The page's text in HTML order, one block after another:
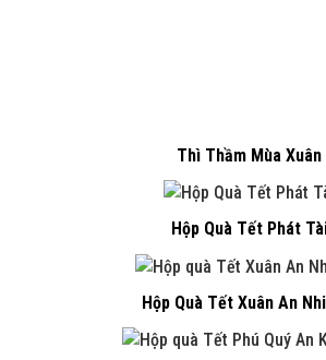
Thì Thầm Mùa Xuân
Hộp Quà Tết Phát
Hộp Quà Tết Xuân An